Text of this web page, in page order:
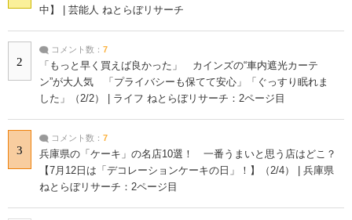
中】 | 芸能人 ねとらぼリサーチ
2
コメント数： 7
「もっと早く買えば良かった」 カインズの“車内遮光カーテ
ン”が大人気 「プライバシーも保てて安心」「ぐっすり眠れま
した」（2/2） | ライフ ねとらぼリサーチ：2ページ目
3
コメント数： 7
兵庫県の「ケーキ」の名店10選！ 一番うまいと思う店はどこ？
【7月12日は「デコレーションケーキの日」！】（2/4） | 兵庫県
ねとらぼリサーチ：2ページ目